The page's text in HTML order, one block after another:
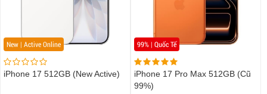
New | Active Online
iPhone 17 512GB (New Active)
99% | Quốc Tế
iPhone 17 Pro Max 512GB (Cũ
99%)